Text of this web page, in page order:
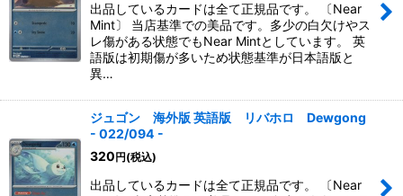
出品しているカードは全て正規品です。 〔Near
Mint〕 当店基準での美品です。多少の白欠けやス
レ傷がある状態でもNear Mintとしています。 英
語版は初期傷が多いため状態基準が日本語版と
異…
ジュゴン 海外版 英語版 リバホロ Dewgong
- 022/094 -
320円(税込)
出品しているカードは全て正規品です。 〔Near